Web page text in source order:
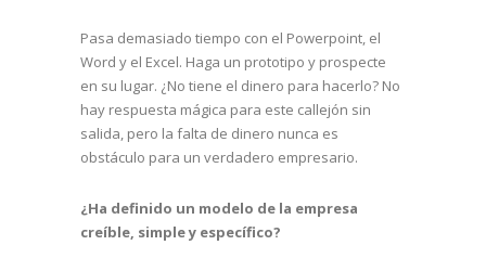
Pasa demasiado tiempo con el Powerpoint, el
Word y el Excel. Haga un prototipo y prospecte
en su lugar. ¿No tiene el dinero para hacerlo? No
hay respuesta mágica para este callejón sin
salida, pero la falta de dinero nunca es
obstáculo para un verdadero empresario.
¿Ha definido un modelo de la empresa
creíble, simple y específico?